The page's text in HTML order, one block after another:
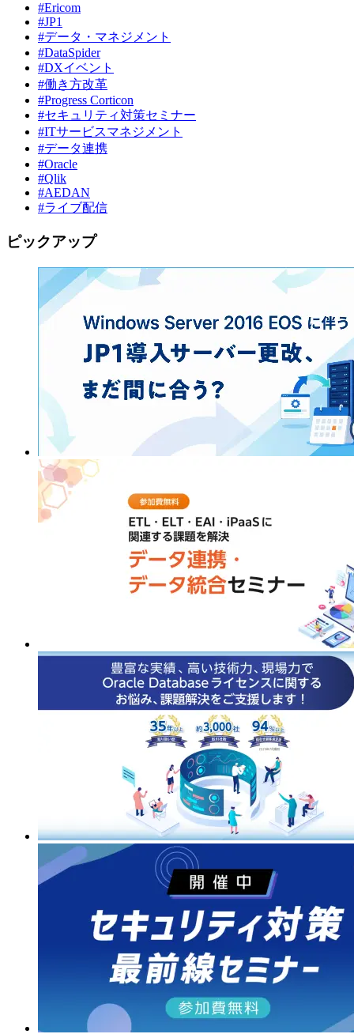
#Ericom
#JP1
#データ・マネジメント
#DataSpider
#DXイベント
#働き方改革
#Progress Corticon
#セキュリティ対策セミナー
#ITサービスマネジメント
#データ連携
#Oracle
#Qlik
#AEDAN
#ライブ配信
ピックアップ